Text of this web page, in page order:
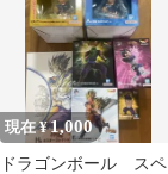
現在 ¥1,000
ドラゴンボール スペ